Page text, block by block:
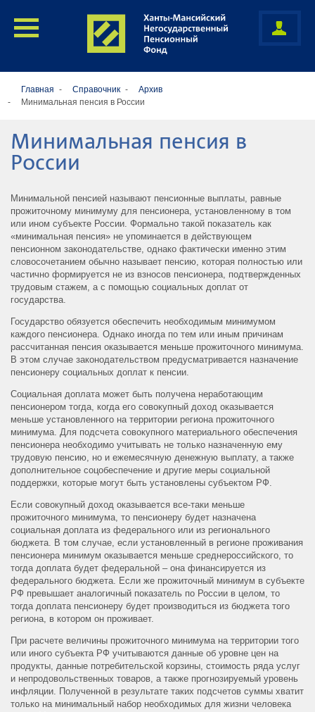
Главная Справочник
Архив
Минимальная пенсия в России
Минимальная пенсия в
России
Минимальной пенсией называют пенсионные выплаты, равные
прожиточному минимуму для пенсионера, установленному в том
или ином субъекте России. Формально такой показатель как
«минимальная пенсия» не упоминается в действующем
пенсионном законодательстве, однако фактически именно этим
словосочетанием обычно называет пенсию, которая полностью или
частично формируется не из взносов пенсионера, подтвержденных
трудовым стажем, а с помощью социальных доплат от
государства.
Государство обязуется обеспечить необходимым минимумом
каждого пенсионера. Однако иногда по тем или иным причинам
рассчитанная пенсия оказывается меньше прожиточного минимума.
В этом случае законодательством предусматривается назначение
пенсионеру социальных доплат к пенсии.
Социальная доплата может быть получена неработающим
пенсионером тогда, когда его совокупный доход оказывается
меньше установленного на территории региона прожиточного
минимума. Для подсчета совокупного материального обеспечения
пенсионера необходимо учитывать не только назначенную ему
трудовую пенсию, но и ежемесячную денежную выплату, а также
дополнительное соцобеспечение и другие меры социальной
поддержки, которые могут быть установлены субъектом РФ.
Если совокупный доход оказывается все-таки меньше
прожиточного минимума, то пенсионеру будет назначена
социальная доплата из федерального или из регионального
бюджета. В том случае, если установленный в регионе проживания
пенсионера минимум оказывается меньше среднероссийского, то
тогда доплата будет федеральной – она финансируется из
федерального бюджета. Если же прожиточный минимум в субъекте
РФ превышает аналогичный показатель по России в целом, то
тогда доплата пенсионеру будет производиться из бюджета того
региона, в котором он проживает.
При расчете величины прожиточного минимума на территории того
или иного субъекта РФ учитываются данные об уровне цен на
продукты, данные потребительской корзины, стоимость ряда услуг
и непродовольственных товаров, а также прогнозируемый уровень
инфляции. Полученной в результате таких подсчетов суммы хватит
только на минимальный набор необходимых для жизни человека